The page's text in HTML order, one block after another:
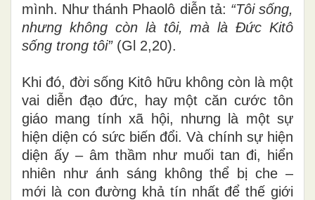
mình. Như thánh Phaolô diễn tả: “Tôi sống,
nhưng không còn là tôi, mà là Đức Kitô
sống trong tôi”(Gl 2,20).
Khi đó, đời sống Kitô hữu không còn là một
vai diễn đạo đức, hay một căn cước tôn
giáo mang tính xã hội, nhưng là một sự
hiện diện có sức biến đổi. Và chính sự hiện
diện ấy – âm thầm như muối tan đi, hiển
nhiên như ánh sáng không thể bị che –
mới là con đường khả tín nhất để thế giới